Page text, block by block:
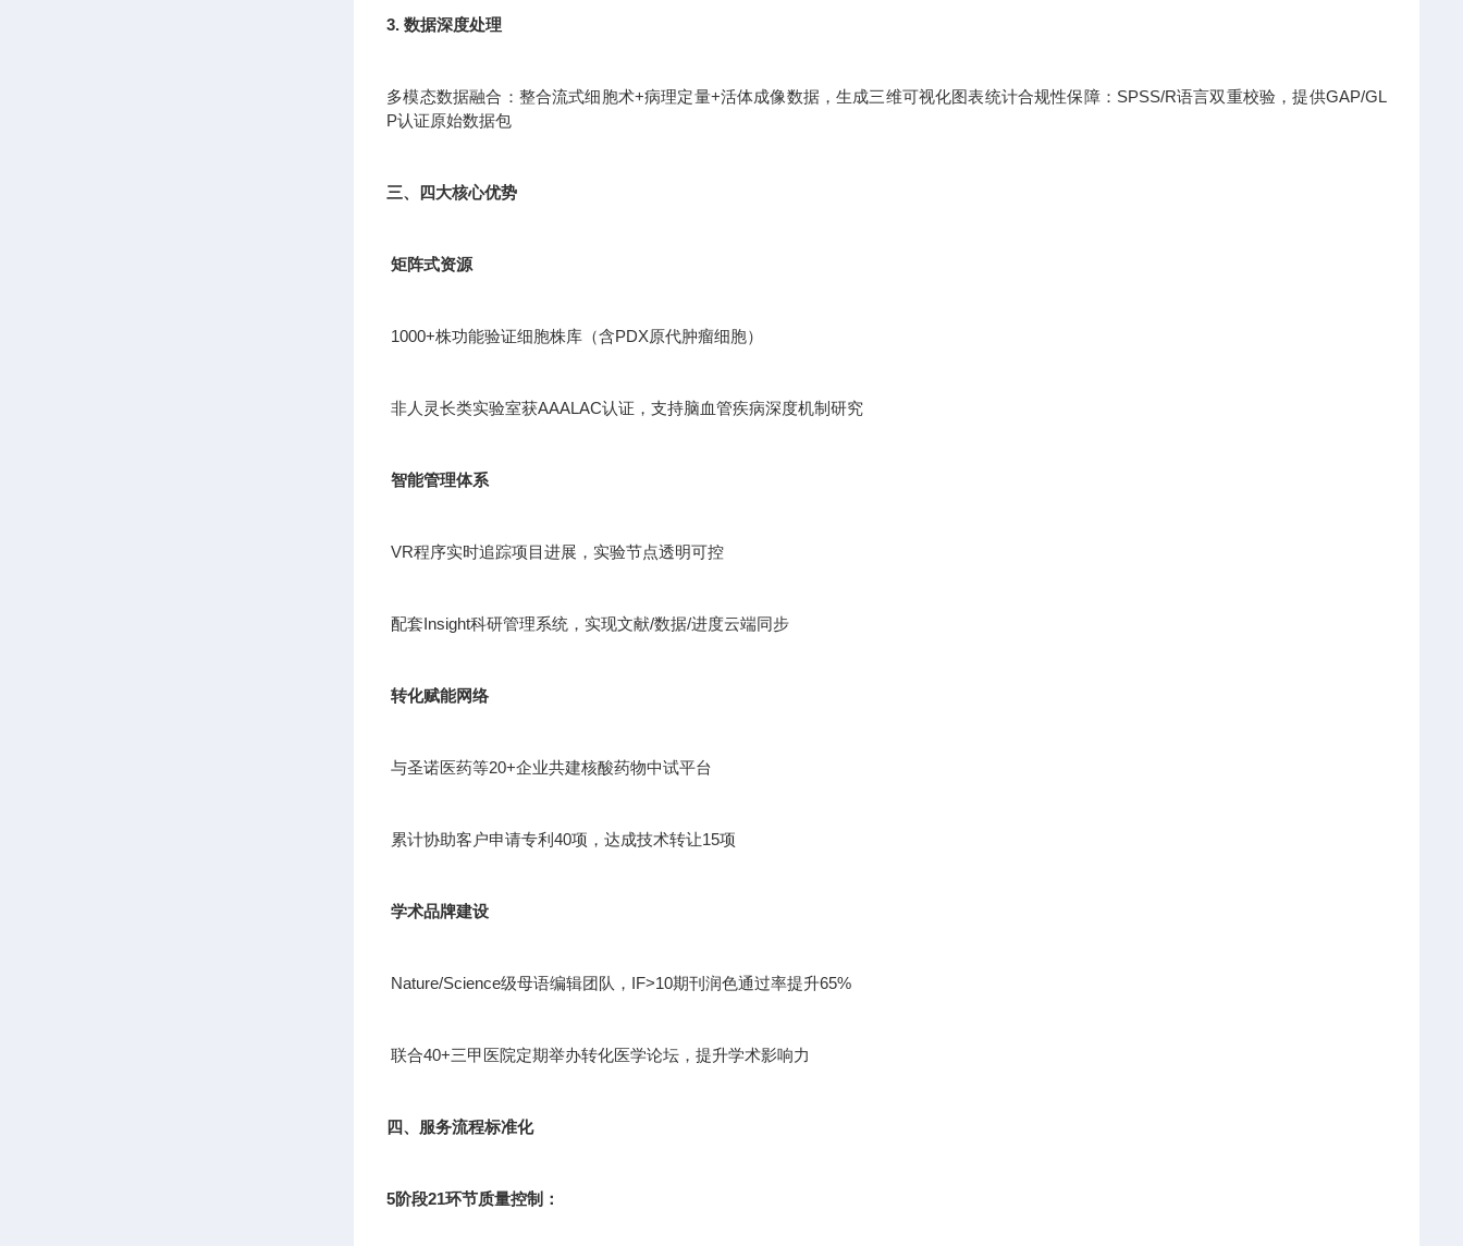
3. 数据深度处理
多模态数据融合：整合流式细胞术+病理定量+活体成像数据，生成三维可视化图表统计合规性保障：SPSS/R语言双重校验，提供GAP/GL
P认证原始数据包
三、四大核心优势
矩阵式资源
1000+株功能验证细胞株库（含PDX原代肿瘤细胞）
非人灵长类实验室获AAALAC认证，支持脑血管疾病深度机制研究
智能管理体系
VR程序实时追踪项目进展，实验节点透明可控
配套Insight科研管理系统，实现文献/数据/进度云端同步
转化赋能网络
与圣诺医药等20+企业共建核酸药物中试平台
累计协助客户申请专利40项，达成技术转让15项
学术品牌建设
Nature/Science级母语编辑团队，IF>10期刊润色通过率提升65%
联合40+三甲医院定期举办转化医学论坛，提升学术影响力
四、服务流程标准化
5阶段21环节质量控制：